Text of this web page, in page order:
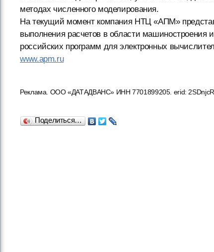
методах численного моделирования.
На текущий момент компания НТЦ «АПМ»
выполнения расчетов в области машиностроения
российских программ для электронных
www.apm.ru
Реклама. ООО «ДАТАДВАНС» ИНН 7701899205. erid:
Поделиться…